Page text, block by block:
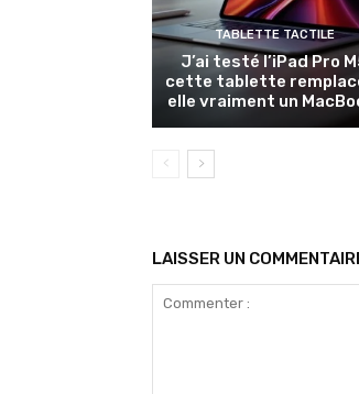
TABLETTE TACTILE
J’ai testé l’iPad Pro
cette tablette
elle vraiment un
LAISSER UN